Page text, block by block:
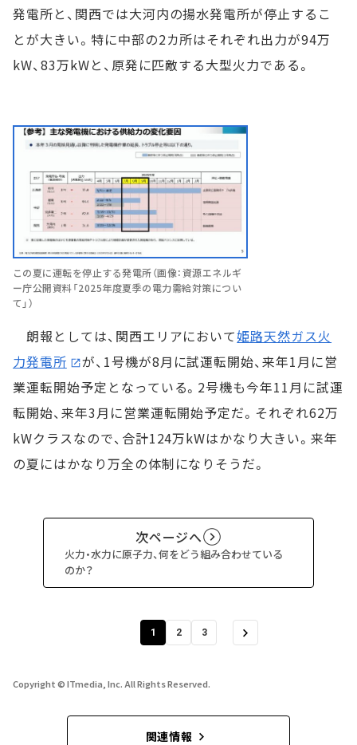
発電所と、関西では大河内の揚水発電所が停止するこ
とが大きい。特に中部の2カ所はそれぞれ出力が94万
kW、83万kWと、原発に匹敵する大型火力である。
この夏に運転を停止する発電所（画像：資源エネルギ
ー庁公開資料「2025年度夏季の電力需給対策につい
て」）
朗報としては、関西エリアにおいて姫路天然ガス火
力発電所
が、1号機が8月に試運転開始、来年1月に営
業運転開始予定となっている。2号機も今年11月に試運
転開始、来年3月に営業運転開始予定だ。それぞれ62万
kWクラスなので、合計124万kWはかなり大きい。来年
の夏にはかなり万全の体制になりそうだ。
次ページへ
火力・水力に原子力、何をどう組み合わせている
のか？
1 2 3
Copyright © ITmedia, Inc. All Rights Reserved.
関連情報